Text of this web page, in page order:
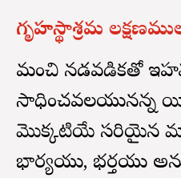
గృహస్థాశ్రమ
మంచి నడవడికతో
సాధించవలయునన్న యీ
మొక్కటియే సరియైన
భార్యయు, భర్తయు